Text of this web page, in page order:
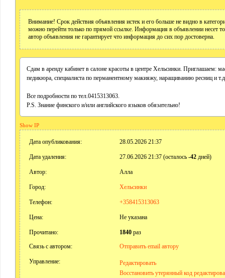
Внимание! Срок действия объявления истек и его больше не видно в
можно перейти только по прямой ссылке. Информация в объявлении несет
автор объявления не гарантирует что информация до сих пор достоверна.
Сдам в аренду кабинет в салоне красоты в центре Хельсинки. Приглашаем:
педикюра, специалиста по перманентному макияжу, наращиванию ресниц и
Все подробности по тел.0415313063.
P.S. Знание финского и/или английского языков обязательно!
Show IP
Дата опубликования: 28.05.2026 21:37
Дата удаления: 27.06.2026 21:37 (осталось -42дней)
Автор: Алла
Город: Хельсинки
Телефон: +358415313063
Цена: Не указана
Прочитано: 1840раз
Связь с автором:
Отправить email автору
Управление:
Редактировать
Восстановить утерянный код